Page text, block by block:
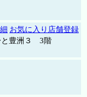
お気に入り店舗登録
と豊洲３ 3階